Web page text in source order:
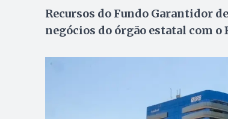
Recursos do Fundo Garantidor
negócios do órgão estatal com o